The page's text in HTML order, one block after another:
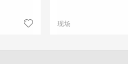
现场